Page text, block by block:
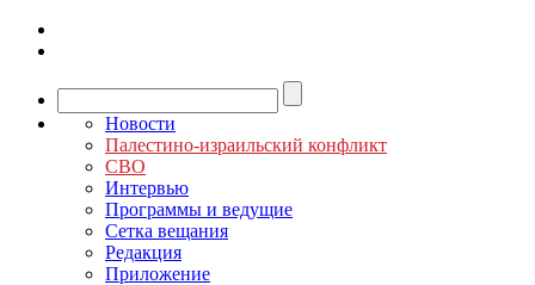
Новости
Палестино-израильский конфликт
СВО
Интервью
Программы и ведущие
Сетка вещания
Редакция
Приложение